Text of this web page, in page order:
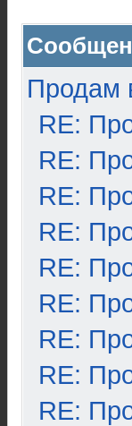
Продам
RE:
RE:
RE:
RE:
RE:
RE:
RE:
RE:
RE: